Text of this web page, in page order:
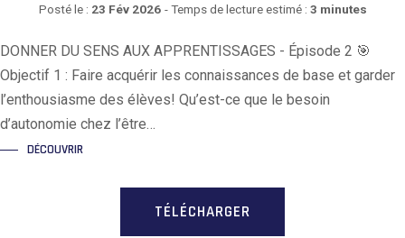
Posté le : 23 Fév 2026 - Temps de lecture estimé : 3 minutes
DONNER DU SENS AUX APPRENTISSAGES - Épisode 2 🎯
Objectif 1 : Faire acquérir les connaissances de base et garder
l’enthousiasme des élèves! Qu’est-ce que le besoin
d’autonomie chez l’être…
DÉCOUVRIR
TÉLÉCHARGER